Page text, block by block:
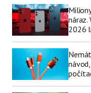
náraz.
2026